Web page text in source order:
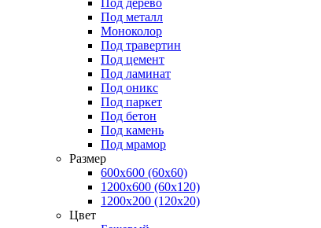
Под дерево
Под металл
Моноколор
Под травертин
Под цемент
Под ламинат
Под оникс
Под паркет
Под бетон
Под камень
Под мрамор
Размер
600х600 (60х60)
1200х600 (60х120)
1200х200 (120x20)
Цвет